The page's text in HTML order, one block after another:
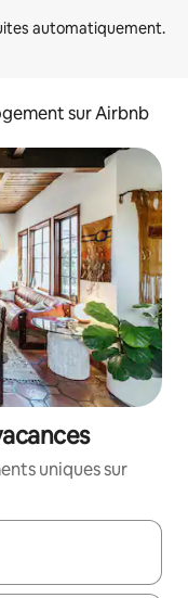
sur Airbnb
uniques sur
les flèches vers le